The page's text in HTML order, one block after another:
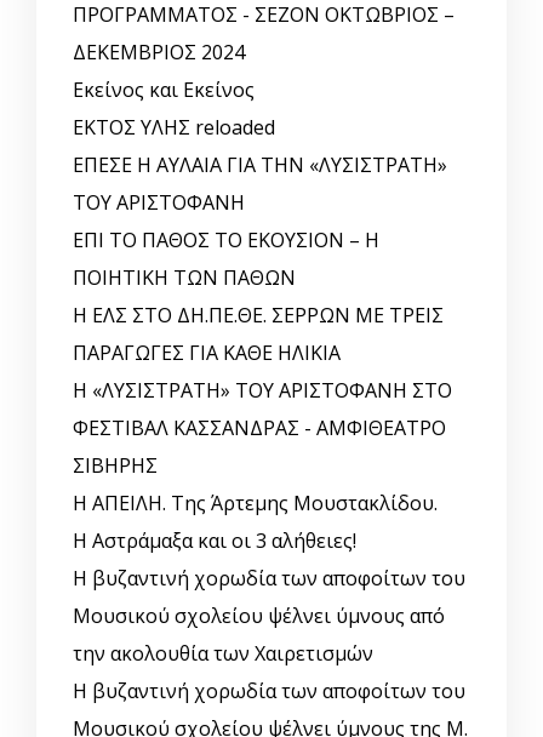
ΠΡΟΓΡΑΜΜΑΤΟΣ - ΣΕΖΟΝ ΟΚΤΩΒΡΙΟΣ –
ΔΕΚΕΜΒΡΙΟΣ 2024
Εκείνος και Εκείνος
ΕΚΤΟΣ ΥΛΗΣ reloaded
ΕΠΕΣΕ Η ΑΥΛΑΙΑ ΓΙΑ ΤΗΝ «ΛΥΣΙΣΤΡΑΤΗ»
ΤΟΥ ΑΡΙΣΤΟΦΑΝΗ
ΕΠΙ ΤΟ ΠΑΘΟΣ ΤΟ ΕΚΟΥΣΙΟΝ – Η
ΠΟΙΗΤΙΚΗ ΤΩΝ ΠΑΘΩΝ
Η ΕΛΣ ΣΤΟ ΔΗ.ΠΕ.ΘΕ. ΣΕΡΡΩΝ ΜΕ ΤΡΕΙΣ
ΠΑΡΑΓΩΓΕΣ ΓΙΑ ΚΑΘΕ ΗΛΙΚΙΑ
Η «ΛΥΣΙΣΤΡΑΤΗ» ΤΟΥ ΑΡΙΣΤΟΦΑΝΗ ΣΤΟ
ΦΕΣΤΙΒΑΛ ΚΑΣΣΑΝΔΡΑΣ - ΑΜΦΙΘΕΑΤΡΟ
ΣΙΒΗΡΗΣ
Η ΑΠΕΙΛΗ. Της Άρτεμης Μουστακλίδου.
Η Αστράμαξα και οι 3 αλήθειες!
Η βυζαντινή χορωδία των αποφοίτων του
Μουσικού σχολείου ψέλνει ύμνους από
την ακολουθία των Χαιρετισμών
Η βυζαντινή χορωδία των αποφοίτων του
Μουσικού σχολείου ψέλνει ύμνους της Μ.